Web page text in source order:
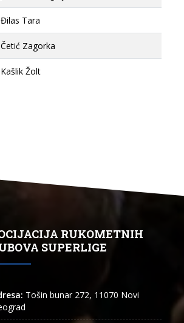
Đilas Tara
Četić Zagorka
Kašlik Žolt
RUKOMETNIH
SUPERLIGE
Tošin bunar 272, 11070 Novi